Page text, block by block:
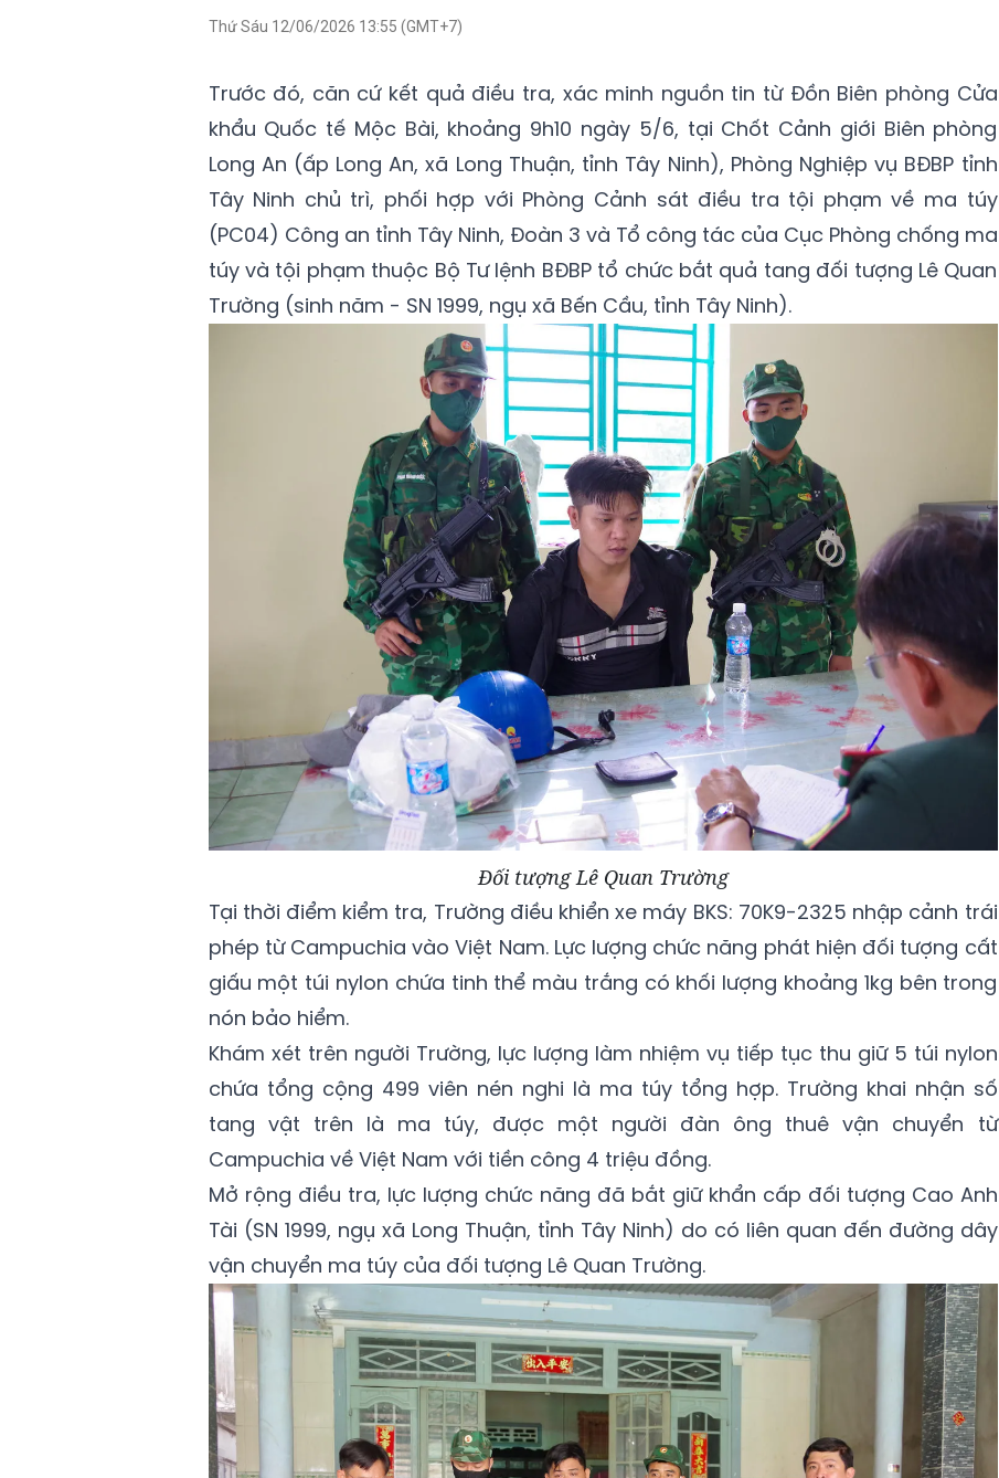
Thứ Sáu 12/06/2026 13:55 (GMT+7)
Trước đó, căn cứ kết quả điều tra, xác minh nguồn tin từ Đồn Biên phòng Cửa
khẩu Quốc tế Mộc Bài, khoảng 9h10 ngày 5/6, tại Chốt Cảnh giới Biên phòng
Long An (ấp Long An, xã Long Thuận, tỉnh Tây Ninh), Phòng Nghiệp vụ BĐBP tỉnh
Tây Ninh chủ trì, phối hợp với Phòng Cảnh sát điều tra tội phạm về ma túy
(PC04) Công an tỉnh Tây Ninh, Đoàn 3 và Tổ công tác của Cục Phòng chống ma
túy và tội phạm thuộc Bộ Tư lệnh BĐBP tổ chức bắt quả tang đối tượng Lê Quan
Trường (sinh năm - SN 1999, ngụ xã Bến Cầu, tỉnh Tây Ninh).
Đối tượng Lê Quan Trường
Tại thời điểm kiểm tra, Trường điều khiển xe máy BKS: 70K9-2325 nhập cảnh trái
phép từ Campuchia vào Việt Nam. Lực lượng chức năng phát hiện đối tượng cất
giấu một túi nylon chứa tinh thể màu trắng có khối lượng khoảng 1kg bên trong
nón bảo hiểm.
Khám xét trên người Trường, lực lượng làm nhiệm vụ tiếp tục thu giữ 5 túi nylon
chứa tổng cộng 499 viên nén nghi là ma túy tổng hợp. Trường khai nhận số
tang vật trên là ma túy, được một người đàn ông thuê vận chuyển từ
Campuchia về Việt Nam với tiền công 4 triệu đồng.
Mở rộng điều tra, lực lượng chức năng đã bắt giữ khẩn cấp đối tượng Cao Anh
Tài (SN 1999, ngụ xã Long Thuận, tỉnh Tây Ninh) do có liên quan đến đường dây
vận chuyển ma túy của đối tượng Lê Quan Trường.